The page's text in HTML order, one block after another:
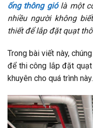
ống thông giólà một
nhiều người không
thiết để lắp đặt quạt
Trong bài viết này,
để thi công lắp đặt
khuyên cho quá trình này.